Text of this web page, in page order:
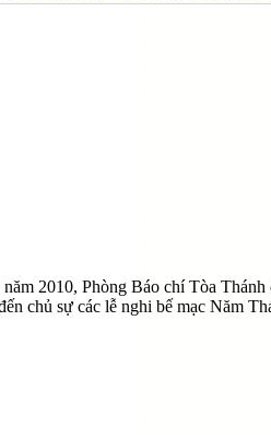
năm 2010, Phòng Báo chí Tòa
chủ sự các lễ nghi bế mạc Năm